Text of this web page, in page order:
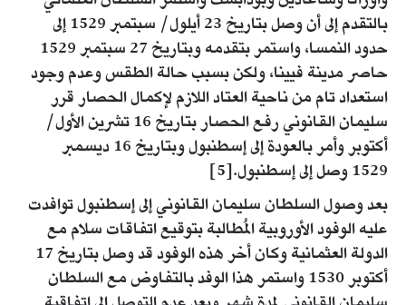
بالتقدم إلى أن وصل بتاريخ 23 أيلول/ سبتمبر 1529 إلى
حدود النمسا، واستمر بتقدمه وبتاريخ 27 سبتمبر 1529
حاصر مدينة فيينا، ولكن بسبب حالة الطقس وعدم وجود
استعداد تام من ناحية العتاد اللازم لإكمال الحصار قرر
سليمان القانوني رفع الحصار بتاريخ 16 تشرين الأول/
أكتوبر وأمر بالعودة إلى إسطنبول وبتاريخ 16 ديسمبر
1529 وصل إلى إسطنبول.[5]
بعد وصول السلطان سليمان القانوني إلى إسطنبول توافدت
عليه الوفود الأوروبية المُطالبة بتوقيع اتفاقات سلام مع
الدولة العثمانية وكان أخر هذه الوفود قد وصل بتاريخ 17
أكتوبر 1530 واستمر هذا الوفد بالتفاوض مع السلطان